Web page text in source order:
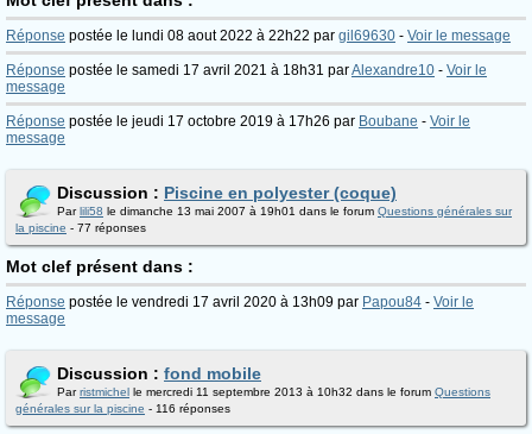
Réponse postée le lundi 08 aout 2022 à 22h22 par gil69630 - Voir le message
Réponse postée le samedi 17 avril 2021 à 18h31 parAlexandre10 - Voir le
message
Réponse postée le jeudi 17 octobre 2019 à 17h26 par Boubane - Voir le
message
Discussion : Piscine en polyester (coque)
Parlili58 le dimanche 13 mai 2007 à 19h01 dans le forum Questions générales sur
la piscine - 77 réponses
Mot clef présent dans :
Réponse postée le vendredi 17 avril 2020 à 13h09 par Papou84 - Voir le
message
Discussion : fond mobile
Parristmichel le mercredi 11 septembre 2013 à 10h32 dans le forum Questions
générales sur la piscine - 116 réponses